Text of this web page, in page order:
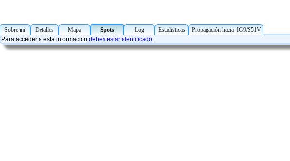
Sobre mi Detalles Mapa Spots Log Estadisticas
Propagación hacia IG9/S51V
Para acceder a esta informaciondebes estar identificado